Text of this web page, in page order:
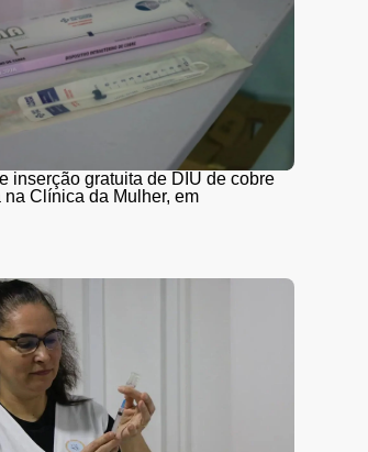
inserção gratuita de DIU de cobre
Clínica da Mulher, em